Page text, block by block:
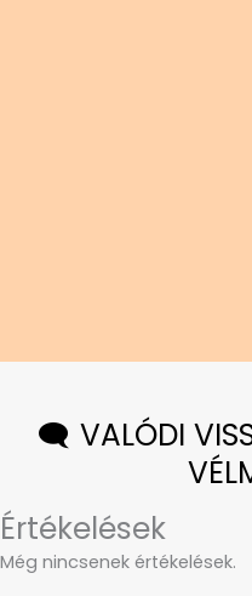
🗨️ VALÓDI
Értékelések
Még nincsenek értékelések.